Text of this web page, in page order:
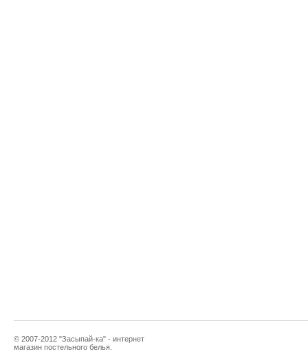
© 2007-2012 "Засыпай-ка" - интернет
магазин постельного белья.